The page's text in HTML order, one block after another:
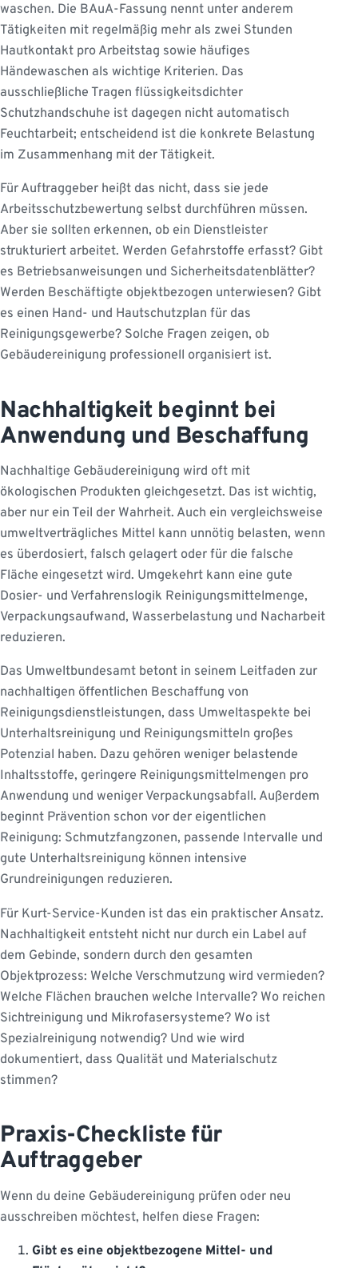
waschen. Die BAuA-Fassung nennt unter anderem
Tätigkeiten mit regelmäßig mehr als zwei Stunden
Hautkontakt pro Arbeitstag sowie häufiges
Händewaschen als wichtige Kriterien. Das
ausschließliche Tragen flüssigkeitsdichter
Schutzhandschuhe ist dagegen nicht automatisch
Feuchtarbeit; entscheidend ist die konkrete Belastung
im Zusammenhang mit der Tätigkeit.
Für Auftraggeber heißt das nicht, dass sie jede
Arbeitsschutzbewertung selbst durchführen müssen.
Aber sie sollten erkennen, ob ein Dienstleister
strukturiert arbeitet. Werden Gefahrstoffe erfasst? Gibt
es Betriebsanweisungen und Sicherheitsdatenblätter?
Werden Beschäftigte objektbezogen unterwiesen? Gibt
es einen Hand- und Hautschutzplan für das
Reinigungsgewerbe? Solche Fragen zeigen, ob
Gebäudereinigung professionell organisiert ist.
Nachhaltigkeit beginnt bei
Anwendung und Beschaffung
Nachhaltige Gebäudereinigung wird oft mit
ökologischen Produkten gleichgesetzt. Das ist wichtig,
aber nur ein Teil der Wahrheit. Auch ein vergleichsweise
umweltverträgliches Mittel kann unnötig belasten, wenn
es überdosiert, falsch gelagert oder für die falsche
Fläche eingesetzt wird. Umgekehrt kann eine gute
Dosier- und Verfahrenslogik Reinigungsmittelmenge,
Verpackungsaufwand, Wasserbelastung und Nacharbeit
reduzieren.
Das Umweltbundesamt betont in seinem Leitfaden zur
nachhaltigen öffentlichen Beschaffung von
Reinigungsdienstleistungen, dass Umweltaspekte bei
Unterhaltsreinigung und Reinigungsmitteln großes
Potenzial haben. Dazu gehören weniger belastende
Inhaltsstoffe, geringere Reinigungsmittelmengen pro
Anwendung und weniger Verpackungsabfall. Außerdem
beginnt Prävention schon vor der eigentlichen
Reinigung: Schmutzfangzonen, passende Intervalle und
gute Unterhaltsreinigung können intensive
Grundreinigungen reduzieren.
Für Kurt-Service-Kunden ist das ein praktischer Ansatz.
Nachhaltigkeit entsteht nicht nur durch ein Label auf
dem Gebinde, sondern durch den gesamten
Objektprozess: Welche Verschmutzung wird vermieden?
Welche Flächen brauchen welche Intervalle? Wo reichen
Sichtreinigung und Mikrofasersysteme? Wo ist
Spezialreinigung notwendig? Und wie wird
dokumentiert, dass Qualität und Materialschutz
stimmen?
Praxis-Checkliste für
Auftraggeber
Wenn du deine Gebäudereinigung prüfen oder neu
ausschreiben möchtest, helfen diese Fragen:
Gibt es eine objektbezogene Mittel- und